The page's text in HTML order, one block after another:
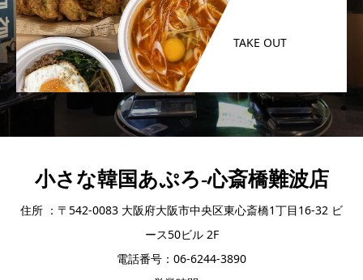
TAKE OUT
小さな韓国あぷろ-心斎橋難波店
住所 ：〒542-0083 大阪府大阪市中央区東心斎橋1丁目16-32 ビ
ース50ビル 2F
電話番号：06-6244-3890